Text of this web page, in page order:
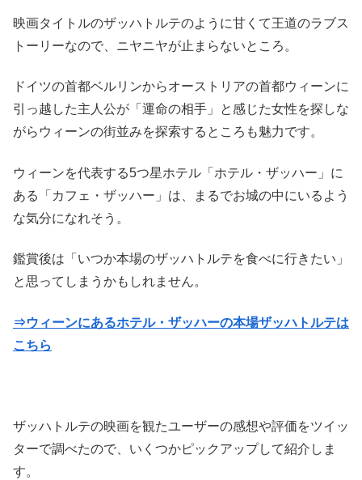
映画タイトルのザッハトルテのように甘くて王道のラブス
トーリーなので、ニヤニヤが止まらないところ。
ドイツの首都ベルリンからオーストリアの首都ウィーンに
引っ越した主人公が「運命の相手」と感じた女性を探しな
がらウィーンの街並みを探索するところも魅力です。
ウィーンを代表する5つ星ホテル「ホテル・ザッハー」に
ある「カフェ・ザッハー」は、まるでお城の中にいるよう
な気分になれそう。
鑑賞後は「いつか本場のザッハトルテを食べに行きたい」
と思ってしまうかもしれません。
⇒ウィーンにあるホテル・ザッハーの本場ザッハトルテは
こちら
ザッハトルテの映画を観たユーザーの感想や評価をツイッ
ターで調べたので、いくつかピックアップして紹介しま
す。